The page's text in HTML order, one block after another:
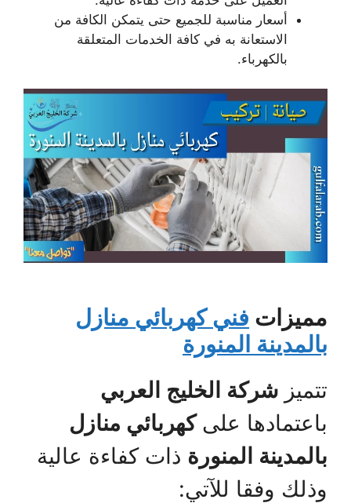
أسعار مناسبة للجميع حتى يتمكن الكافة من
الاستعانة به في كافة الخدمات المتعلقة
بالكهرباء.
مميزات فني كهربائي منازل
بالمدينة المنورة
تتميز شركة الخليج العربي
باعتمادها علىكهربائي منازل
بالمدينة المنورة ذات كفاءة عالية
وذلك وفقا للآتي: